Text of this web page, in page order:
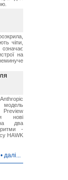
чіпи,
на
модель
нові
два
-
HAWK
• далі...